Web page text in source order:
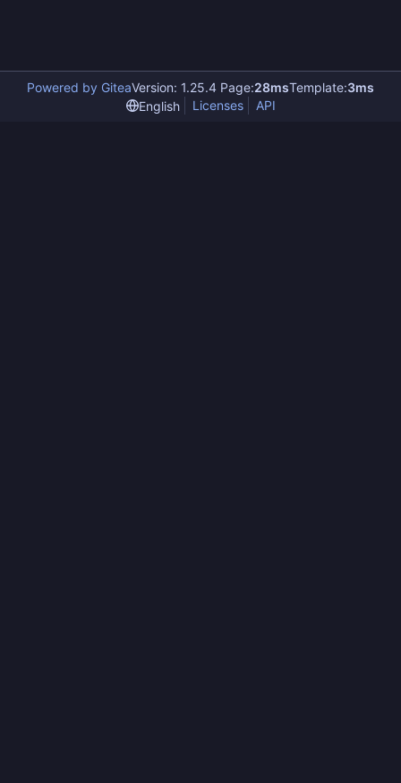
Powered by GiteaVersion: 1.25.4 Page:28msTemplate:3ms
English
Licenses API